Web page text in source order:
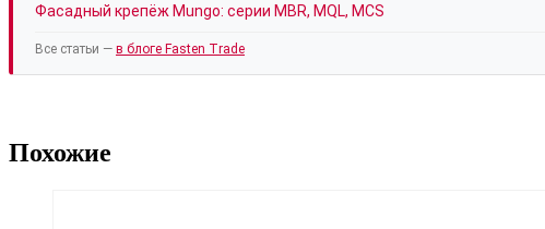
Фасадный крепёж Mungo: серии MBR, MQL, MCS
Все статьи — в блоге Fasten Trade
Похожие